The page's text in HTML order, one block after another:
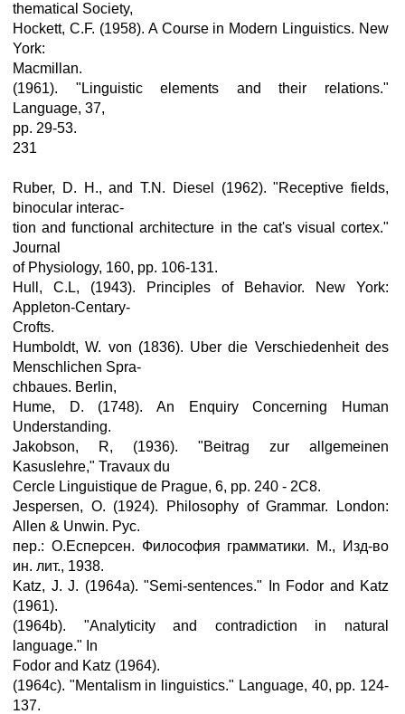
thematical Society,
Hockett, C.F. (1958). A Course in Modern Linguistics. New
York:
Macmillan.
(1961). "Linguistic elements and their relations."
Language, 37,
pp. 29-53.
231
Ruber, D. H., and T.N. Diesel (1962). "Receptive fields,
binocular interac-
tion and functional architecture in the cat's visual cortex."
Journal
of Physiology, 160, pp. 106-131.
Hull, C.L, (1943). Principles of Behavior. New York:
Appleton-Centary-
Crofts.
Humboldt, W. von (1836). Uber die Verschiedenheit des
Menschlichen Spra-
chbaues. Berlin,
Hume, D. (1748). An Enquiry Concerning Human
Understanding.
Jakobson, R, (1936). "Beitrag zur allgemeinen
Kasuslehre," Travaux du
Cercle Linguistique de Prague, 6, pp. 240 - 2C8.
Jespersen, O. (1924). Philosophy of Grammar. London:
Allen & Unwin. Рус.
пер.: О.Есперсен. Философия грамматики. M., Изд-во
ин. лит., 1938.
Katz, J. J. (1964a). "Semi-sentences." In Fodor and Katz
(1961).
(1964b). "Analyticity and contradiction in natural
language." In
Fodor and Katz (1964).
(1964c). "Mentalism in linguistics." Language, 40, pp. 124-
137.